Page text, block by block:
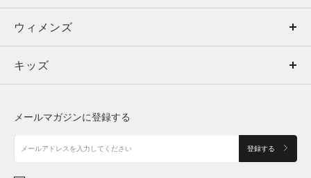
ウィメンズ
キッズ
アクセサリー
トップス
ボトムス
アクセサリー
ウィメンズ
トップス
シューズ
キッズ
メールマガジンに登録する
登録する